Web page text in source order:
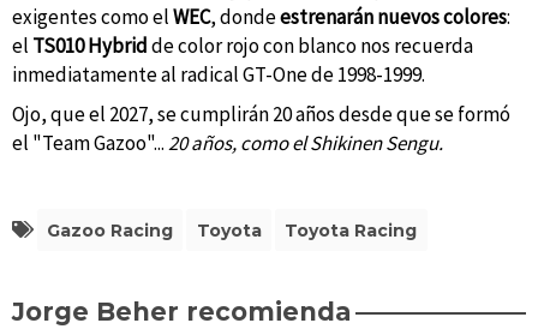
exigentes como elWEC, dondeestrenarán nuevos colores:
el TS010 Hybridde color rojo con blanco nos recuerda
inmediatamente al radical GT-One de 1998-1999.
Ojo, que el 2027, se cumplirán 20 años desde que se formó
el "Team Gazoo"...20 años, como el Shikinen Sengu.
Gazoo Racing Toyota Toyota Racing
Jorge Beher recomienda